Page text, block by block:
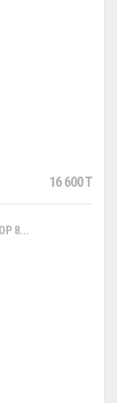
16 600 T
8...